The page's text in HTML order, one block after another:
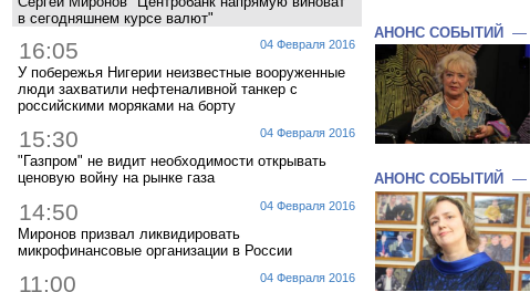
в сегодняшнем курсе валют"
04 Февраля 2016
16:05
У побережья Нигерии неизвестные вооруженные
люди захватили нефтеналивной танкер с
российскими моряками на борту
04 Февраля 2016
15:30
"Газпром" не видит необходимости открывать
ценовую войну на рынке газа
04 Февраля 2016
14:50
Миронов призвал ликвидировать
микрофинансовые организации в России
04 Февраля 2016
11:00
АНОНС СОБЫТИЙ —
АНОНС СОБЫТИЙ —